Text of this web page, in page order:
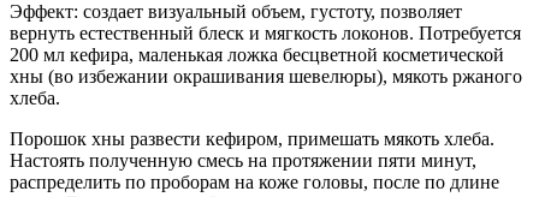
Эффект: создает визуальный объем, густоту, позволяет
вернуть естественный блеск и мягкость локонов. Потребуется
200 мл кефира, маленькая ложка бесцветной косметической
хны (во избежании окрашивания шевелюры), мякоть ржаного
хлеба.
Порошок хны развести кефиром, примешать мякоть хлеба.
Настоять полученную смесь на протяжении пяти минут,
распределить по проборам на коже головы, после по длине